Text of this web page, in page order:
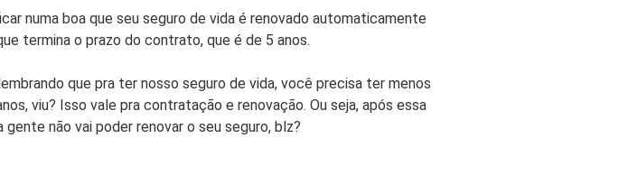
Residencial
numa boa que seu seguro de vida é renovado automaticamente
termina o prazo do contrato, que é de 5 anos.
que pra ter nosso seguro de vida, você precisa ter menos
viu? Isso vale pra contratação e renovação. Ou seja, após essa
gente não vai poder renovar o seu seguro, blz?